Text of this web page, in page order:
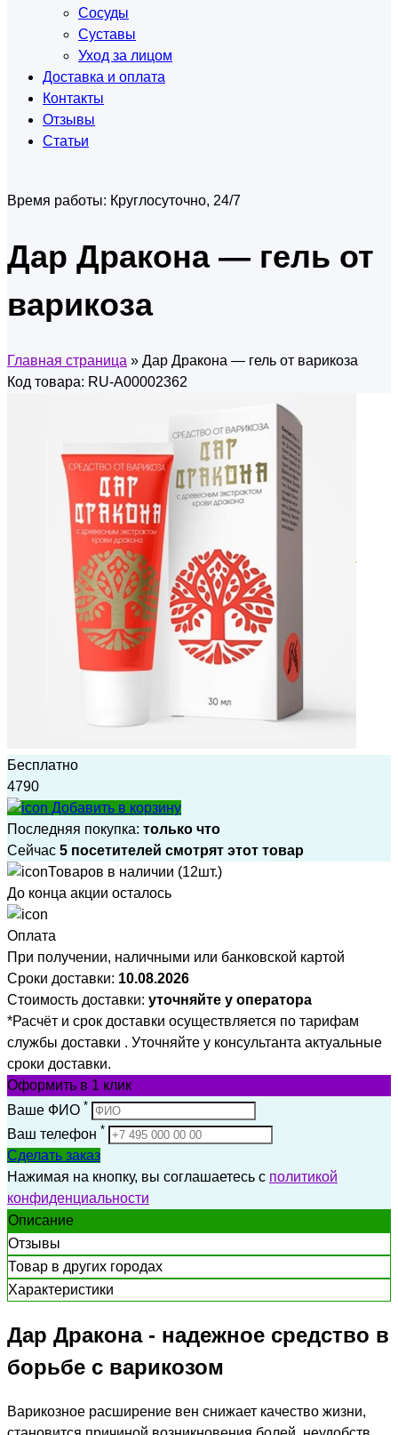
Сосуды
Суставы
Уход за лицом
Доставка и оплата
Контакты
Отзывы
Статьи
Время работы: Круглосуточно, 24/7
Дар Дракона — гель от
варикоза
Главная страница » Дар Дракона — гель от варикоза
Код товара: RU-A00002362
Бесплатно
4790
Добавить в корзину
Последняя покупка: только что
Сейчас 5 посетителей смотрят этот товар
Товаров в наличии (12шт.)
До конца акции осталось
Оплата
При получении, наличными или банковской картой
Сроки доставки: 10.08.2026
Стоимость доставки: уточняйте у оператора
*Расчёт и срок доставки осуществляется по тарифам
службы доставки . Уточняйте у консультанта актуальные
сроки доставки.
Оформить в 1 клик
Ваше ФИО *
Ваш телефон *
Сделать заказ
Нажимая на кнопку, вы соглашаетесь с политикой
конфиденциальности
Описание
Отзывы
Товар в других городах
Характеристики
Дар Дракона - надежное средство в
борьбе с варикозом
Варикозное расширение вен снижает качество жизни,